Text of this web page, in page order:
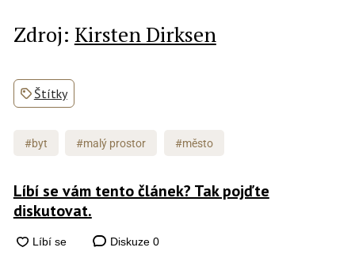
Zdroj: Kirsten Dirksen
Štítky
#byt #malý prostor #město
Líbí se vám tento článek? Tak pojďte
diskutovat.
Diskuze 0